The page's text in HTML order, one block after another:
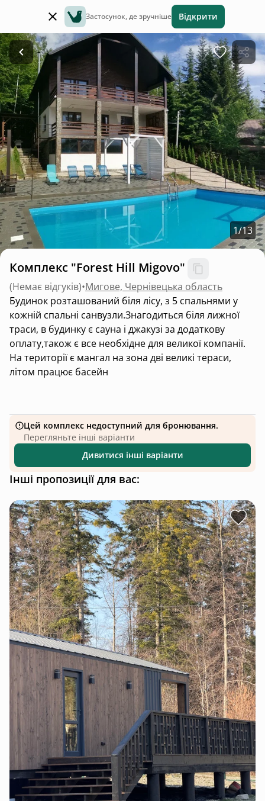
Застосунок, де зручніше Відкрити
1/13
Комплекс "Forest Hill Migovo"
(Немає відгуків)•Мигове, Чернівецька область
Будинок розташований біля лісу, з 5 спальнями у
кожній спальні санвузли.Знагодиться біля лижної
траси, в будинку є сауна і джакузі за додаткову
оплату,також є все необхідне для великої компанії.
На території є мангал на зона дві великі тераси,
літом працює басейн
Цей комплекс недоступний для бронювання.
Перегляньте інші варіанти
Дивитися інші варіанти
Інші пропозиції для вас: